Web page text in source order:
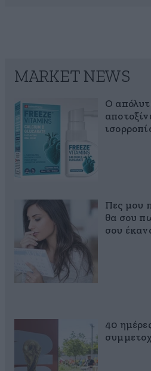
MARKET NEWS
Ο
Πες μου
θα σου
σου
40